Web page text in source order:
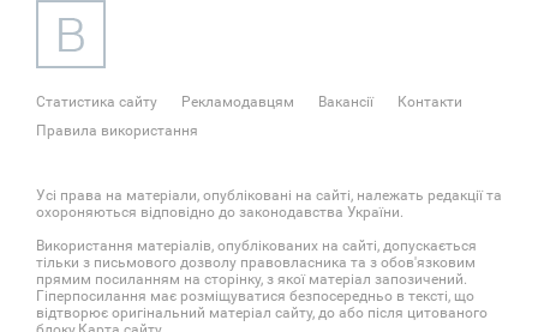
Статистика сайту Рекламодавцям Вакансії
Контакти
Правила використання
Усі права на матеріали, опубліковані на сайті, належать редакції та
охороняються відповідно до законодавства України.
Використання матеріалів, опублікованих на сайті, допускається
тільки з письмового дозволу правовласника та з обов'язковим
прямим посиланням на сторінку, з якої матеріал запозичений.
Гіперпосилання має розміщуватися безпосередньо в тексті, що
відтворює оригінальний матеріал сайту, до або після цитованого